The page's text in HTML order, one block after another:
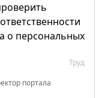
о персональных
Труд
портала